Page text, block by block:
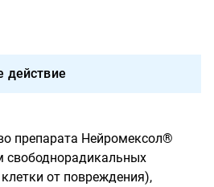
действие
препарата Нейромексол®
свободнорадикальных
от повреждения),